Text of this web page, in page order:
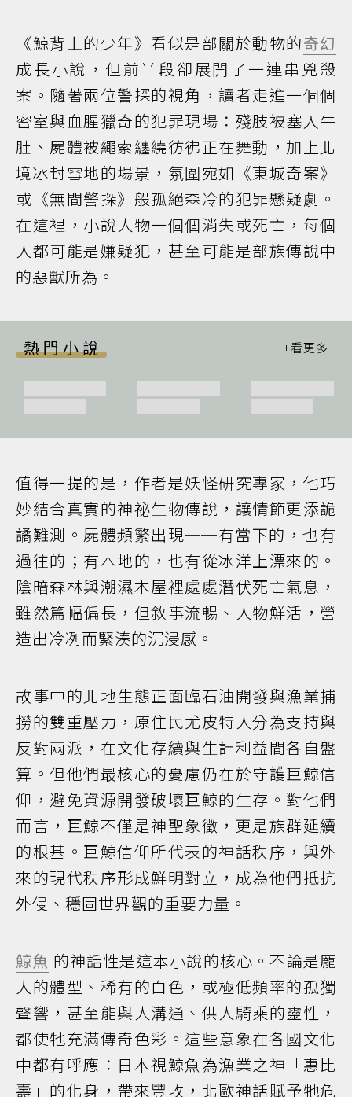
《鯨背上的少年》看似是部關於動物的奇幻
成長小說，但前半段卻展開了一連串兇殺
案。隨著兩位警探的視角，讀者走進一個個
密室與血腥獵奇的犯罪現場：殘肢被塞入牛
肚、屍體被繩索纏繞彷彿正在舞動，加上北
境冰封雪地的場景，氛圍宛如《東城奇案》
或《無間警探》般孤絕森冷的犯罪懸疑劇。
在這裡，小說人物一個個消失或死亡，每個
人都可能是嫌疑犯，甚至可能是部族傳說中
的惡獸所為。
熱門小說
值得一提的是，作者是妖怪研究專家，他巧
妙結合真實的神祕生物傳說，讓情節更添詭
譎難測。屍體頻繁出現──有當下的，也有
過往的；有本地的，也有從冰洋上漂來的。
陰暗森林與潮濕木屋裡處處潛伏死亡氣息，
雖然篇幅偏長，但敘事流暢、人物鮮活，營
造出冷冽而緊湊的沉浸感。
故事中的北地生態正面臨石油開發與漁業捕
撈的雙重壓力，原住民尤皮特人分為支持與
反對兩派，在文化存續與生計利益間各自盤
算。但他們最核心的憂慮仍在於守護巨鯨信
仰，避免資源開發破壞巨鯨的生存。對他們
而言，巨鯨不僅是神聖象徵，更是族群延續
的根基。巨鯨信仰所代表的神話秩序，與外
來的現代秩序形成鮮明對立，成為他們抵抗
外侵、穩固世界觀的重要力量。
鯨魚 的神話性是這本小說的核心。不論是龐
大的體型、稀有的白色，或極低頻率的孤獨
聲響，甚至能與人溝通、供人騎乘的靈性，
都使牠充滿傳奇色彩。這些意象在各國文化
中都有呼應：日本視鯨魚為漁業之神「惠比
壽」的化身，帶來豐收，北歐神話賦予牠危